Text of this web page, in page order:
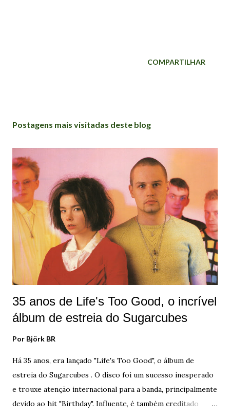
COMPARTILHAR
Postagens mais visitadas deste blog
35 anos de Life's Too Good, o incrível
álbum de estreia do Sugarcubes
Por Björk BR
Há 35 anos, era lançado "Life's Too Good", o álbum de
estreia do Sugarcubes . O disco foi um sucesso inesperado
e trouxe atenção internacional para a banda, principalmente
devido ao hit "Birthday". Influente, é também creditado